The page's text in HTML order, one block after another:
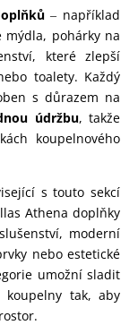
‒ například
mýdla, pohárky na
které zlepší
toalety. Každý
s důrazem na
údržbu, takže
koupelnového
s touto sekcí
Athena doplňky
moderní
nebo estetické
umožní sladit
tak, aby